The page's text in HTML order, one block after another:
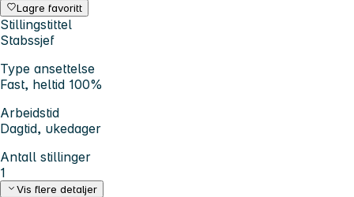
Lagre favoritt
Stillingstittel
Stabssjef
Type ansettelse
Fast, heltid 100%
Arbeidstid
Dagtid, ukedager
Antall stillinger
1
Vis flere detaljer